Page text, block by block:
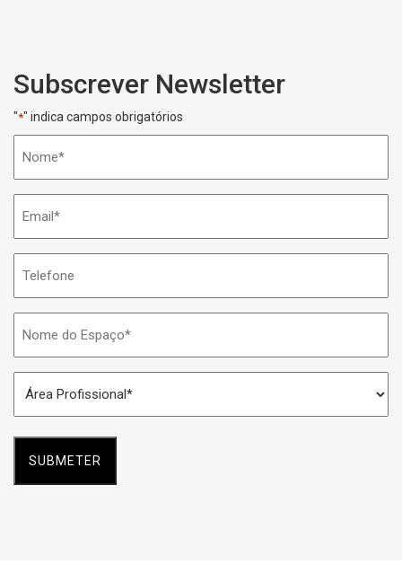
Subscrever Newsletter
"*" indica campos obrigatórios
do
Espaço
Profissional
*